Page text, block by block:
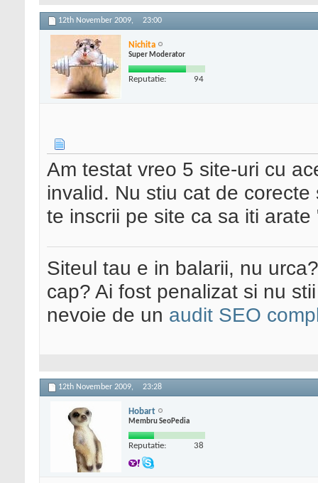
12th November 2009, 23:00
Nichita
Super Moderator
Reputatie: 94
Am testat vreo 5 site-uri cu
invalid. Nu stiu cat de
te inscrii pe site ca sa iti arate
Siteul tau e in balarii, nu
cap? Ai fost penalizat si nu
nevoie de un audit SEO
12th November 2009, 23:28
Hobart
Membru SeoPedia
Reputatie: 38